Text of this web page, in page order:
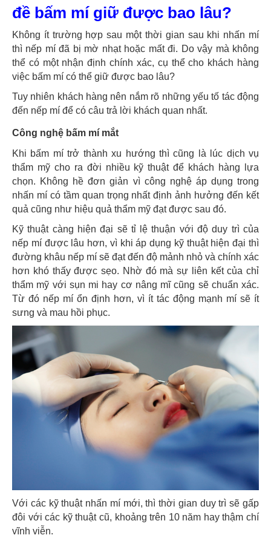
đề bấm mí giữ được bao lâu?
Không ít trường hợp sau một thời gian sau khi nhấn mí
thì nếp mí đã bị mờ nhạt hoặc mất đi. Do vậy mà không
thể có một nhận định chính xác, cụ thể cho khách hàng
việc bấm mí có thể giữ được bao lâu?
Tuy nhiên khách hàng nên nắm rõ những yếu tố tác động
đến nếp mí để có câu trả lời khách quan nhất.
Công nghệ bấm mí mắt
Khi bấm mí trở thành xu hướng thì cũng là lúc dịch vụ
thẩm mỹ cho ra đời nhiều kỹ thuật để khách hàng lựa
chọn. Không hề đơn giản vì công nghệ áp dụng trong
nhấn mí có tầm quan trọng nhất định ảnh hưởng đến kết
quả cũng như hiệu quả thẩm mỹ đạt được sau đó.
Kỹ thuật càng hiện đại sẽ tỉ lệ thuận với độ duy trì của
nếp mí được lâu hơn, vì khi áp dụng kỹ thuật hiện đại thì
đường khâu nếp mí sẽ đạt đến độ mảnh nhỏ và chính xác
hơn khó thấy được sẹo. Nhờ đó mà sự liên kết của chỉ
thẩm mỹ với sụn mi hay cơ nâng mĩ cũng sẽ chuẩn xác.
Từ đó nếp mí ổn định hơn, vì ít tác động mạnh mí sẽ ít
sưng và mau hồi phục.
Với các kỹ thuật nhấn mí mới, thì thời gian duy trì sẽ gấp
đôi với các kỹ thuật cũ, khoảng trên 10 năm hay thậm chí
vĩnh viễn.